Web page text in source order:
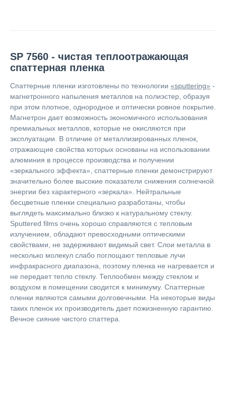
SP 7560 - чистая теплоотражающая
спаттерная пленка
Спаттерные пленки изготовлены по технологии «sputtering» -
магнетронного напыления металлов на полиэстер, образуя
при этом плотное, однородное и оптически ровное покрытие.
Магнетрон дает возможность экономичного использования
премиальных металлов, которые не окисляются при
эксплуатации. В отличие от металлизированных пленок,
отражающие свойства которых основаны на использовании
алюминия в процессе производства и получении
«зеркального эффекта», спаттерные пленки демонстрируют
значительно более высокие показатели снижения солнечной
энергии без характерного «зеркала». Нейтральные
бесцветные пленки специально разработаны, чтобы
выглядеть максимально близко к натуральному стеклу.
Sputtered films очень хорошо справляются с тепловым
излучением, обладают превосходными оптическими
свойствами, не задерживают видимый свет. Слои металла в
несколько молекул слабо поглощают тепловые лучи
инфракрасного диапазона, поэтому пленка не нагревается и
не передает тепло стеклу. Теплообмен между стеклом и
воздухом в помещении сводится к минимуму. Спаттерные
пленки являются самыми долговечными. На некоторые виды
таких пленок их производитель дает пожизненную гарантию.
Вечное сияние чистого спаттера.